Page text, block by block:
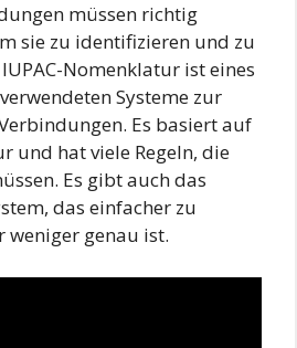
müssen richtig
sie zu identifizieren und zu
Nomenklatur ist eines
Systeme zur
Es basiert auf
und hat viele Regeln, die
Es gibt auch das
das einfacher zu
weniger genau ist.